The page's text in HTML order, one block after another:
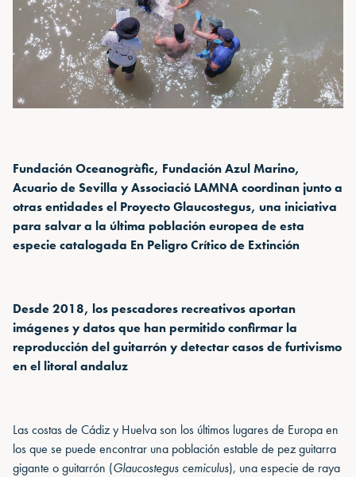
Fundación Oceanogràfic, Fundación Azul Marino,
Acuario de Sevilla y Associació LAMNA coordinan junto a
otras entidades el Proyecto Glaucostegus, una iniciativa
para salvar a la última población europea de esta
especie catalogada En Peligro Crítico de Extinción
Desde 2018, los pescadores recreativos aportan
imágenes y datos que han permitido confirmar la
reproducción del guitarrón y detectar casos de furtivismo
en el litoral andaluz
Las costas de Cádiz y Huelva son los últimos lugares de Europa en
los que se puede encontrar una población estable de pez guitarra
gigante o guitarrón (Glaucostegus cemiculus), una especie de raya